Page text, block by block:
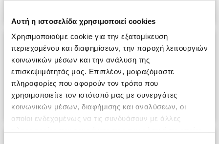
Αυτή η ιστοσελίδα χρησιμοποιεί cookies
Χρησιμοποιούμε cookie για την εξατομίκευση
περιεχομένου και διαφημίσεων, την παροχή λειτουργιών
κοινωνικών μέσων και την ανάλυση της
επισκεψιμότητάς μας. Επιπλέον, μοιραζόμαστε
πληροφορίες που αφορούν τον τρόπο που
χρησιμοποιείτε τον ιστότοπό μας με συνεργάτες
κοινωνικών μέσων, διαφήμισης και αναλύσεων, οι
οποίοι ενδεχομένως να τις συνδυάσουν με άλλες
ΑΝΔΑΛΟΥΣΙΑ - ΓΙΒΡΑΛΤΑΡ 9 ΗΜΕΡΕΣ
28/05/26 A3
Ο επαγγελματισμος σε ολο το μεγαλειο του. Σιγουρα θα το
προτιμησουμε στο επομενο ταξιδι μας. PANAGIOTOPOULOU
ATHANASIA MRS